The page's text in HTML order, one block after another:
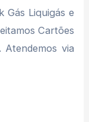
Gás Liquigás e
Cartões
Atendemos via